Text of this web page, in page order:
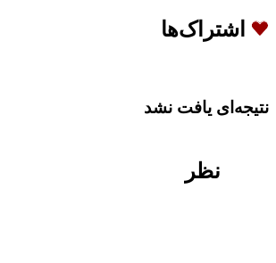
اشتراک‌ها
نتیجه‌ای یافت نشد
نظر